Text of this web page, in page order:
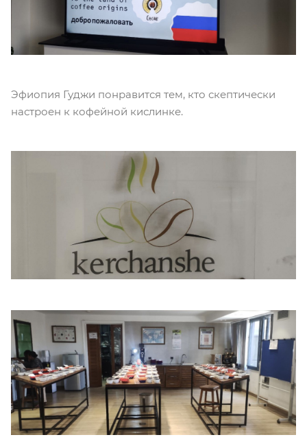
Эфиопия Гуджи понравится тем, кто скептически
настроен к кофейной кислинке.